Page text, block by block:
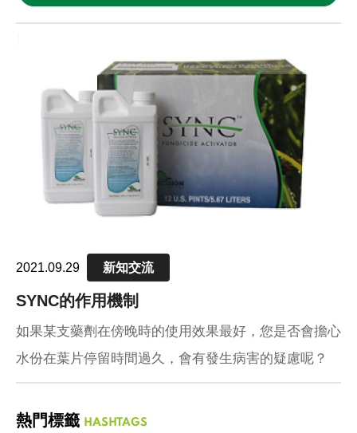
pH值量表
代理品牌
網站地圖
Facebook
2021.09.29 新知交流
SYNC的作用機制
如果某支藥劑在傍晚時的使用效果最好，您是否會擔心
水份在葉片停留時間過久，會有發生病害的疑慮呢？
熱門標籤 HASHTAGS